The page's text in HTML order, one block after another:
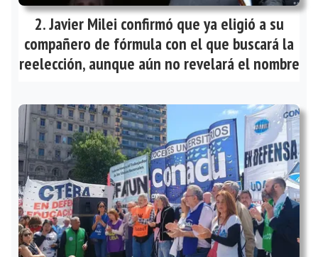
Javier Milei confirmó que ya eligió a su
compañero de fórmula con el que buscará la
reelección, aunque aún no revelará el nombre